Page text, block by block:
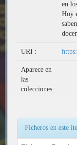
en
Hoy
URI :
Aparece en
las
colecciones:
Ficheros en este